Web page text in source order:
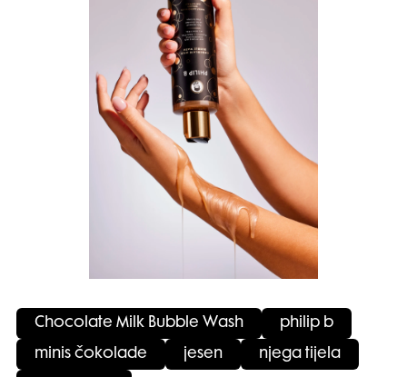
Chocolate Milk Bubble Wash philip b
minis čokolade jesen njega tijela